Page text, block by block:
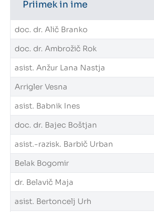
Javna
Center za
Priimek in ime
doc. dr. Alič Branko
doc. dr. Ambrožič Rok
asist. Anžur Lana Nastja
Arrigler Vesna
asist. Babnik Ines
doc. dr. Bajec Boštjan
asist.-razisk. Barbič Urban
Belak Bogomir
dr. Belavič Maja
asist. Bertoncelj Urh